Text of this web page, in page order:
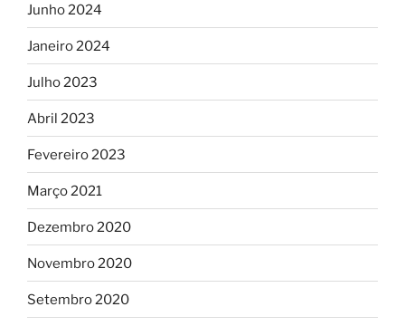
Junho 2024
Janeiro 2024
Julho 2023
Abril 2023
Fevereiro 2023
Março 2021
Dezembro 2020
Novembro 2020
Setembro 2020